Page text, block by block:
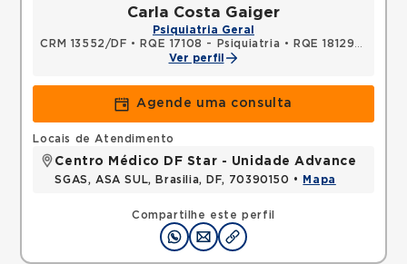
Carla Costa Gaiger
Psiquiatria Geral
CRM 13552/DF • RQE 17108 - Psiquiatria •
RQE 18129 - Medicina do tráfego
Ver perfil
Agende uma consulta
Compartilhe este perfil
Locais de Atendimento
Centro Médico DF Star - Unidade Advance
SGAS, ASA SUL, Brasilia, DF, 70390150 • Mapa